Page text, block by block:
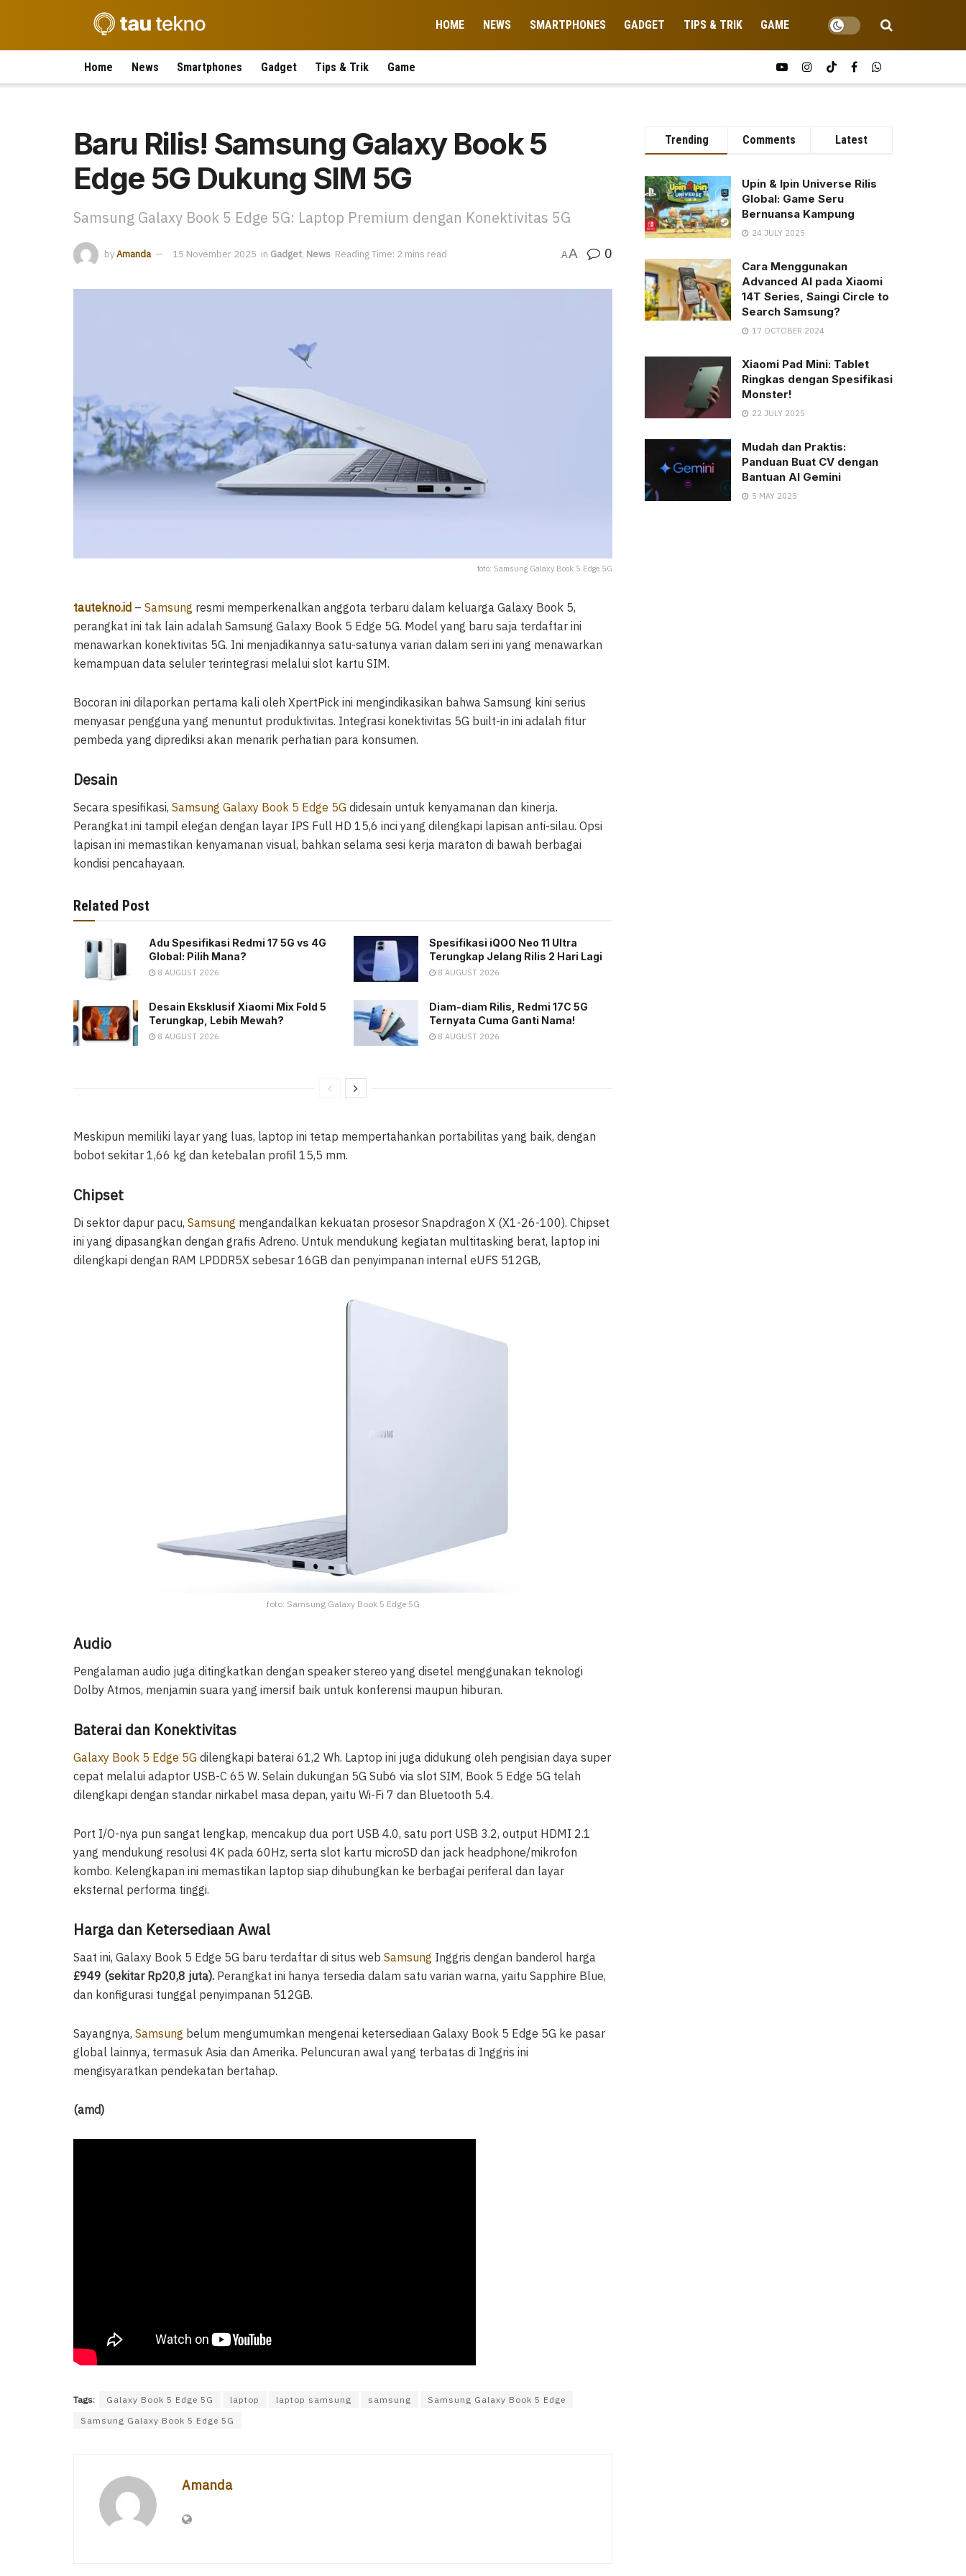
HOME NEWS SMARTPHONES GADGET TIPS & TRIK GAME
Home News Smartphones Gadget Tips & Trik Game
Baru Rilis! Samsung Galaxy Book 5
Edge 5G Dukung SIM 5G
Samsung Galaxy Book 5 Edge 5G: Laptop Premium dengan Konektivitas 5G
byAmanda 15 November 2025 in Gadget, News Reading Time: 2 mins read AA 0
foto: Samsung Galaxy Book 5 Edge 5G
tautekno.id – Samsung resmi memperkenalkan anggota terbaru dalam keluarga Galaxy Book 5,
perangkat ini tak lain adalah Samsung Galaxy Book 5 Edge 5G. Model yang baru saja terdaftar ini
menawarkan konektivitas 5G. Ini menjadikannya satu-satunya varian dalam seri ini yang menawarkan
kemampuan data seluler terintegrasi melalui slot kartu SIM.
Bocoran ini dilaporkan pertama kali oleh XpertPick ini mengindikasikan bahwa Samsung kini serius
menyasar pengguna yang menuntut produktivitas. Integrasi konektivitas 5G built-in ini adalah fitur
pembeda yang diprediksi akan menarik perhatian para konsumen.
Desain
Secara spesifikasi, Samsung Galaxy Book 5 Edge 5G didesain untuk kenyamanan dan kinerja.
Perangkat ini tampil elegan dengan layar IPS Full HD 15,6 inci yang dilengkapi lapisan anti-silau. Opsi
lapisan ini memastikan kenyamanan visual, bahkan selama sesi kerja maraton di bawah berbagai
kondisi pencahayaan.
Related Post
Adu Spesifikasi Redmi 17 5G vs 4G
Global: Pilih Mana?
8 AUGUST 2026
Spesifikasi iQOO Neo 11 Ultra
Terungkap Jelang Rilis 2 Hari Lagi
8 AUGUST 2026
Desain Eksklusif Xiaomi Mix Fold 5
Terungkap, Lebih Mewah?
8 AUGUST 2026
Diam-diam Rilis, Redmi 17C 5G
Ternyata Cuma Ganti Nama!
8 AUGUST 2026
Meskipun memiliki layar yang luas, laptop ini tetap mempertahankan portabilitas yang baik, dengan
bobot sekitar 1,66 kg dan ketebalan profil 15,5 mm.
Chipset
Di sektor dapur pacu, Samsung mengandalkan kekuatan prosesor Snapdragon X (X1-26-100). Chipset
ini yang dipasangkan dengan grafis Adreno. Untuk mendukung kegiatan multitasking berat, laptop ini
dilengkapi dengan RAM LPDDR5X sebesar 16GB dan penyimpanan internal eUFS 512GB,
foto: Samsung Galaxy Book 5 Edge 5G
Audio
Pengalaman audio juga ditingkatkan dengan speaker stereo yang disetel menggunakan teknologi
Dolby Atmos, menjamin suara yang imersif baik untuk konferensi maupun hiburan.
Baterai dan Konektivitas
Galaxy Book 5 Edge 5G dilengkapi baterai 61,2 Wh. Laptop ini juga didukung oleh pengisian daya super
cepat melalui adaptor USB-C 65 W. Selain dukungan 5G Sub6 via slot SIM, Book 5 Edge 5G telah
dilengkapi dengan standar nirkabel masa depan, yaitu Wi-Fi 7 dan Bluetooth 5.4.
Port I/O-nya pun sangat lengkap, mencakup dua port USB 4.0, satu port USB 3.2, output HDMI 2.1
yang mendukung resolusi 4K pada 60Hz, serta slot kartu microSD dan jack headphone/mikrofon
kombo. Kelengkapan ini memastikan laptop siap dihubungkan ke berbagai periferal dan layar
eksternal performa tinggi.
Harga dan Ketersediaan Awal
Saat ini, Galaxy Book 5 Edge 5G baru terdaftar di situs web Samsung Inggris dengan banderol harga
£949 (sekitar Rp20,8 juta). Perangkat ini hanya tersedia dalam satu varian warna, yaitu Sapphire Blue,
dan konfigurasi tunggal penyimpanan 512GB.
Sayangnya, Samsung belum mengumumkan mengenai ketersediaan Galaxy Book 5 Edge 5G ke pasar
global lainnya, termasuk Asia dan Amerika. Peluncuran awal yang terbatas di Inggris ini
mengisyaratkan pendekatan bertahap.
(amd)
Tags: Galaxy Book 5 Edge 5G laptop laptop samsung samsung
Samsung Galaxy Book 5 Edge
Samsung Galaxy Book 5 Edge 5G
Amanda
Trending Comments Latest
Upin & Ipin Universe Rilis
Global: Game Seru
Bernuansa Kampung
24 JULY 2025
Cara Menggunakan
Advanced AI pada Xiaomi
14T Series, Saingi Circle to
Search Samsung?
17 OCTOBER 2024
Xiaomi Pad Mini: Tablet
Ringkas dengan Spesifikasi
Monster!
22 JULY 2025
Mudah dan Praktis:
Panduan Buat CV dengan
Bantuan AI Gemini
5 MAY 2025